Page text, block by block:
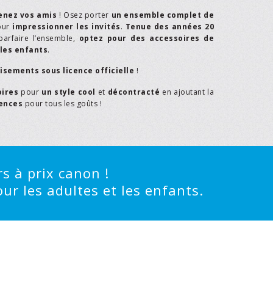
vos amis ! Osez porter un ensemble complet de
impressionner les invités. Tenue des années 20
l’ensemble, optez pour des accessoires de
les enfants.
sous licence officielle !
pour un style cool et décontracté en ajoutant la
pour tous les goûts !
à prix canon !
les adultes et les enfants.